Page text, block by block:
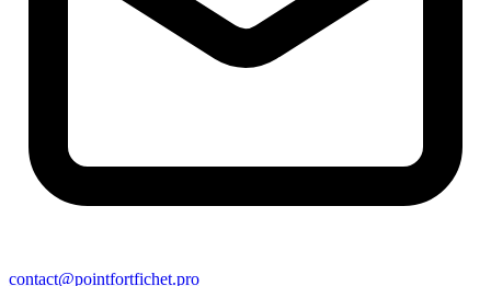
contact@pointfortfichet.pro